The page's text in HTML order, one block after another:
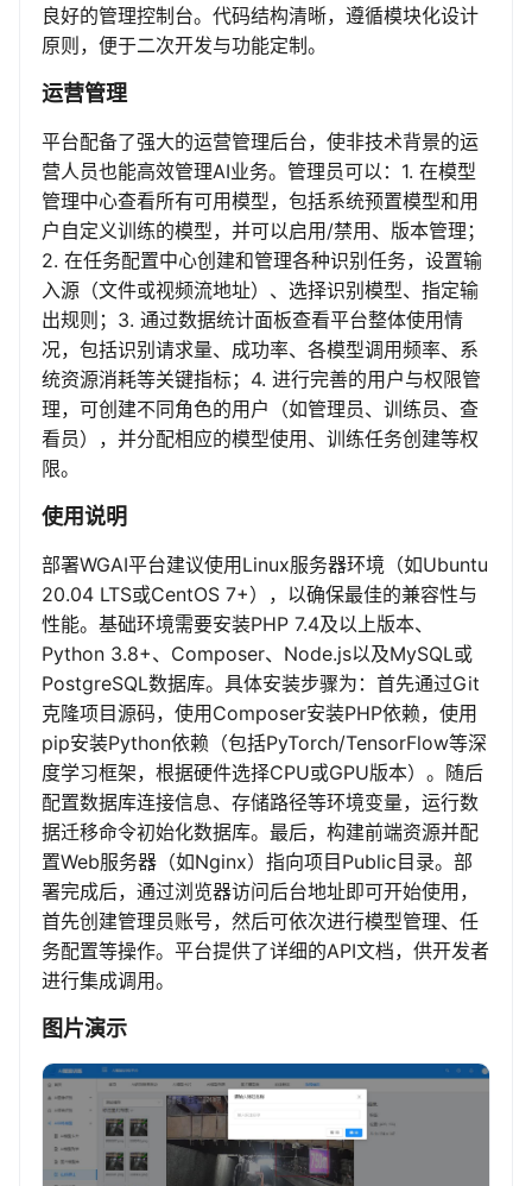
良好的管理控制台。代码结构清晰，遵循模块化设计
原则，便于二次开发与功能定制。
运营管理
平台配备了强大的运营管理后台，使非技术背景的运
营人员也能高效管理AI业务。管理员可以：1. 在模型
管理中心查看所有可用模型，包括系统预置模型和用
户自定义训练的模型，并可以启用/禁用、版本管理；
2. 在任务配置中心创建和管理各种识别任务，设置输
入源（文件或视频流地址）、选择识别模型、指定输
出规则；3. 通过数据统计面板查看平台整体使用情
况，包括识别请求量、成功率、各模型调用频率、系
统资源消耗等关键指标；4. 进行完善的用户与权限管
理，可创建不同角色的用户（如管理员、训练员、查
看员），并分配相应的模型使用、训练任务创建等权
限。
使用说明
部署WGAI平台建议使用Linux服务器环境（如Ubuntu
20.04 LTS或CentOS 7+），以确保最佳的兼容性与
性能。基础环境需要安装PHP 7.4及以上版本、
Python 3.8+、Composer、Node.js以及MySQL或
PostgreSQL数据库。具体安装步骤为：首先通过Git
克隆项目源码，使用Composer安装PHP依赖，使用
pip安装Python依赖（包括PyTorch/TensorFlow等深
度学习框架，根据硬件选择CPU或GPU版本）。随后
配置数据库连接信息、存储路径等环境变量，运行数
据迁移命令初始化数据库。最后，构建前端资源并配
置Web服务器（如Nginx）指向项目Public目录。部
署完成后，通过浏览器访问后台地址即可开始使用，
首先创建管理员账号，然后可依次进行模型管理、任
务配置等操作。平台提供了详细的API文档，供开发者
进行集成调用。
图片演示